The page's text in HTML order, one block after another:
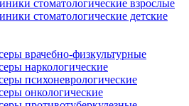
стоматологические взрослые
стоматологические детские
врачебно-физкультурные
наркологические
психоневрологические
онкологические